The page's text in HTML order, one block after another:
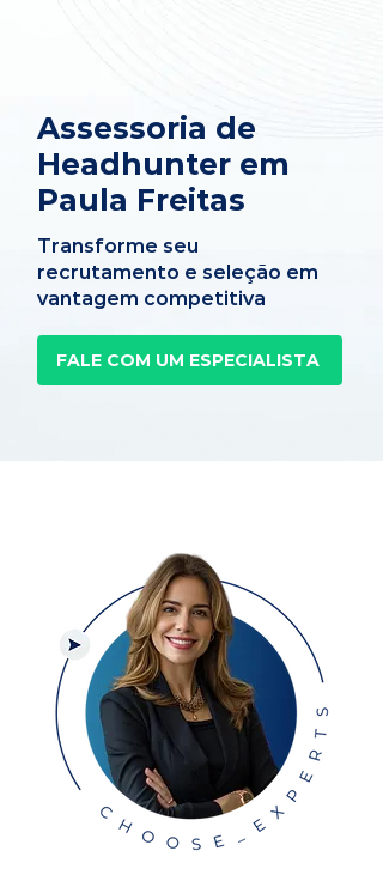
Assessoria de
Headhunter em
Paula Freitas
Transforme seu
recrutamento e seleção em
vantagem competitiva
FALE COM UM ESPECIALISTA